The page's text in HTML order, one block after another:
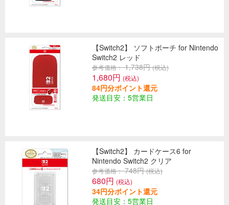
【Switch2】 ソフトポーチ for Nintendo
Switch2 レッド
参考価格： 1,738円(税込)
1,680円 (税込)
84円分ポイント還元
発送目安：5営業日
【Switch2】 カードケース6 for
Nintendo Switch2 クリア
参考価格： 748円(税込)
680円 (税込)
34円分ポイント還元
発送目安：5営業日